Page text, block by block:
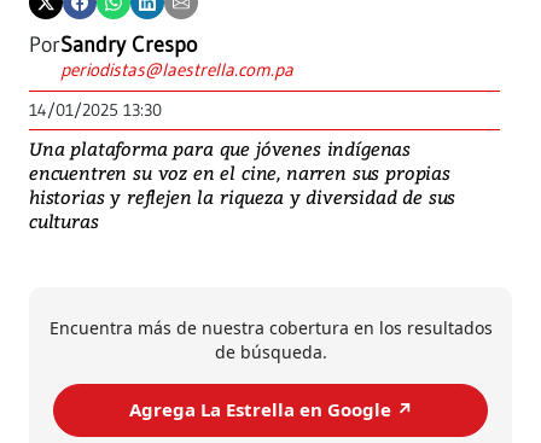
PorSandry Crespo
periodistas@laestrella.com.pa
14/01/2025 13:30
Una plataforma para que jóvenes indígenas
encuentren su voz en el cine, narren sus propias
historias y reflejen la riqueza y diversidad de sus
culturas
Encuentra más de nuestra cobertura en los resultados
de búsqueda.
Agrega La Estrella en Google ↗️